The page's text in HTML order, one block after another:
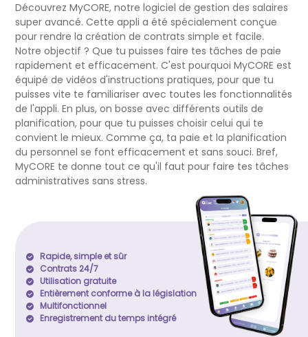
Découvrez MyCORE, notre logiciel de gestion des salaires
super avancé. Cette appli a été spécialement conçue
pour rendre la création de contrats simple et facile.
Notre objectif ? Que tu puisses faire tes tâches de paie
rapidement et efficacement. C'est pourquoi MyCORE est
équipé de vidéos d'instructions pratiques, pour que tu
puisses vite te familiariser avec toutes les fonctionnalités
de l'appli. En plus, on bosse avec différents outils de
planification, pour que tu puisses choisir celui qui te
convient le mieux. Comme ça, ta paie et la planification
du personnel se font efficacement et sans souci. Bref,
MyCORE te donne tout ce qu'il faut pour faire tes tâches
administratives sans stress.
Rapide, simple et sûr
Contrats 24/7
Utilisation gratuite
Entièrement conforme à la législation
Multifonctionnel
Enregistrement du temps intégré